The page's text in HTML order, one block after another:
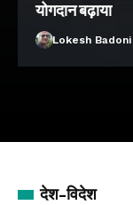
योगदान बढ़ाया
Lokesh Badoni
देश-विदेश